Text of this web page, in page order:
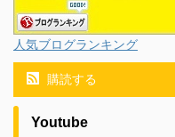
人気ブログランキング
購読する
Youtube